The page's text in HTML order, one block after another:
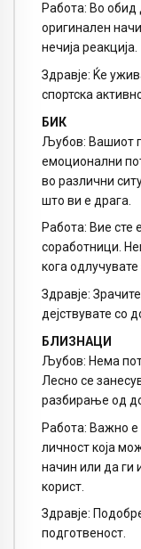
Работа: Во обид
оригинален
нечија реакција.
Здравје: Ќе
спортска
БИК
Љубов: Вашиот
емоционални
во различни
што ви е драга.
Работа: Вие сте
соработници.
кога
Здравје:
дејствувате со
БЛИЗНАЦИ
Љубов: Нема
Лесно се
разбирање од
Работа: Важно е
личност која
начин или да ги
корист.
Здравје:
подготвеност.